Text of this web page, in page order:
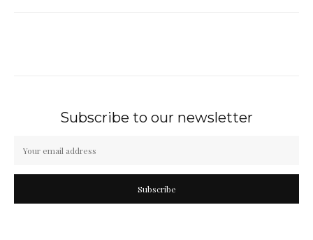
Subscribe to our newsletter
Subscribe